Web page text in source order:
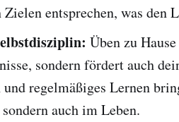
entsprechen, was den
Üben zu
sondern fördert auch
und regelmäßiges Lernen
auch im Leben.